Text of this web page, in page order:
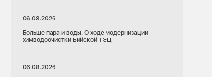
06.08.2026
Больше пара и воды. О ходе модернизации
химводоочистки Бийской ТЭЦ
06.08.2026